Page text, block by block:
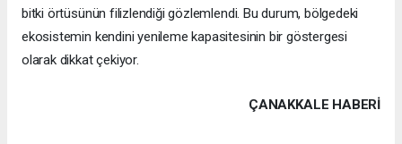
bitki örtüsünün filizlendiği gözlemlendi. Bu durum, bölgedeki
ekosistemin kendini yenileme kapasitesinin bir göstergesi
olarak dikkat çekiyor.
ÇANAKKALE HABERİ